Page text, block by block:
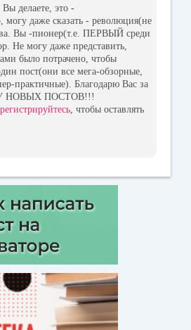
делаете, это -
могу даже сказать - революция(не
Вы -пионер(т.е. ПЕРВЫЙ среди
Не могу даже представить,
было потрачено, чтобы
пост(они все мега-обзорные,
практичные). Благодарю Вас за
НОВЫХ ПОСТОВ!!!
, чтобы оставлять